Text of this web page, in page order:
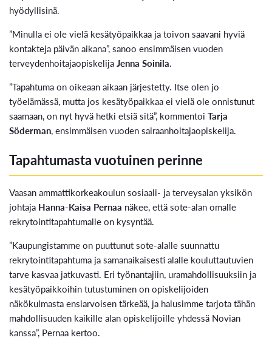
hyödyllisinä.
”Minulla ei ole vielä kesätyöpaikkaa ja toivon saavani hyviä
kontakteja päivän aikana”, sanoo ensimmäisen vuoden
terveydenhoitajaopiskelijaJenna Soinila.
”Tapahtuma on oikeaan aikaan järjestetty. Itse olen jo
työelämässä, mutta jos kesätyöpaikkaa ei vielä ole onnistunut
saamaan, on nyt hyvä hetki etsiä sitä”, kommentoi Tarja
Söderman, ensimmäisen vuoden sairaanhoitajaopiskelija.
Tapahtumasta vuotuinen perinne
Vaasan ammattikorkeakoulun sosiaali- ja terveysalan yksikön
johtaja Hanna-Kaisa Pernaa näkee, että sote-alan omalle
rekrytointitapahtumalle on kysyntää.
”Kaupungistamme on puuttunut sote-alalle suunnattu
rekrytointitapahtuma ja samanaikaisesti alalle kouluttautuvien
tarve kasvaa jatkuvasti. Eri työnantajiin, uramahdollisuuksiin ja
kesätyöpaikkoihin tutustuminen on opiskelijoiden
näkökulmasta ensiarvoisen tärkeää, ja halusimme tarjota tähän
mahdollisuuden kaikille alan opiskelijoille yhdessä Novian
kanssa”, Pernaa kertoo.